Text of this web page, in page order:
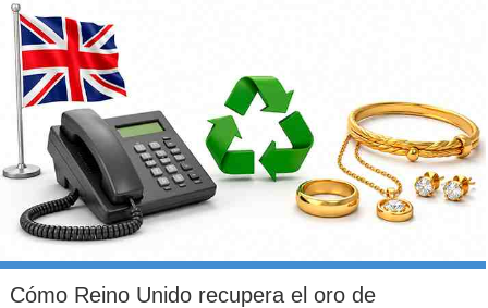
Cómo Reino Unido recupera el oro de